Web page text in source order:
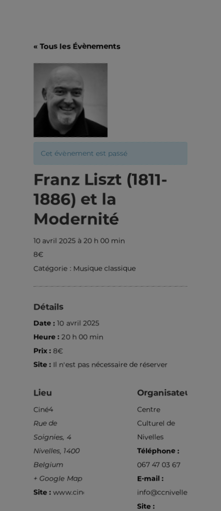
« Tous les Évènements
Cet évènement est passé
Franz Liszt (1811-
1886) et la
Modernité
10 avril 2025 à 20 h 00 min
8€
Catégorie : Musique classique
Détails
Date :10 avril 2025
Heure :20 h 00 min
Prix : 8€
Site : Il n'est pas nécessaire de réserver
Lieu
Ciné4
Rue de
Soignies, 4
Nivelles 1400
Belgium
+ Google Map
Site : www.cine4.be
Organisateur
Centre
Culturel de
Nivelles
Téléphone :
067 47 03 67
E-mail :
info@ccnivelles.be
Site :